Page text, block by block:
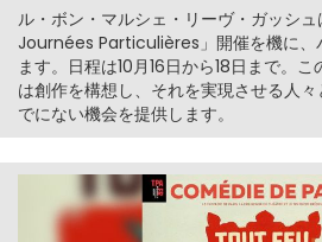
ル・ボン・マルシェ・リーヴ・ガッシ
Journées Particulières」開催を機に、
ます。日程は10月16日から18日まで。
は創作を構想し、それを実現させる人
でにない機会を提供します。